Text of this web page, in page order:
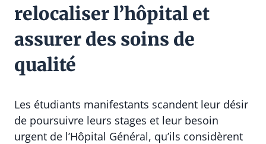
relocaliser l’hôpital et
assurer des soins de
qualité
Les étudiants manifestants scandent leur désir
de poursuivre leurs stages et leur besoin
urgent de l’Hôpital Général, qu’ils considèrent